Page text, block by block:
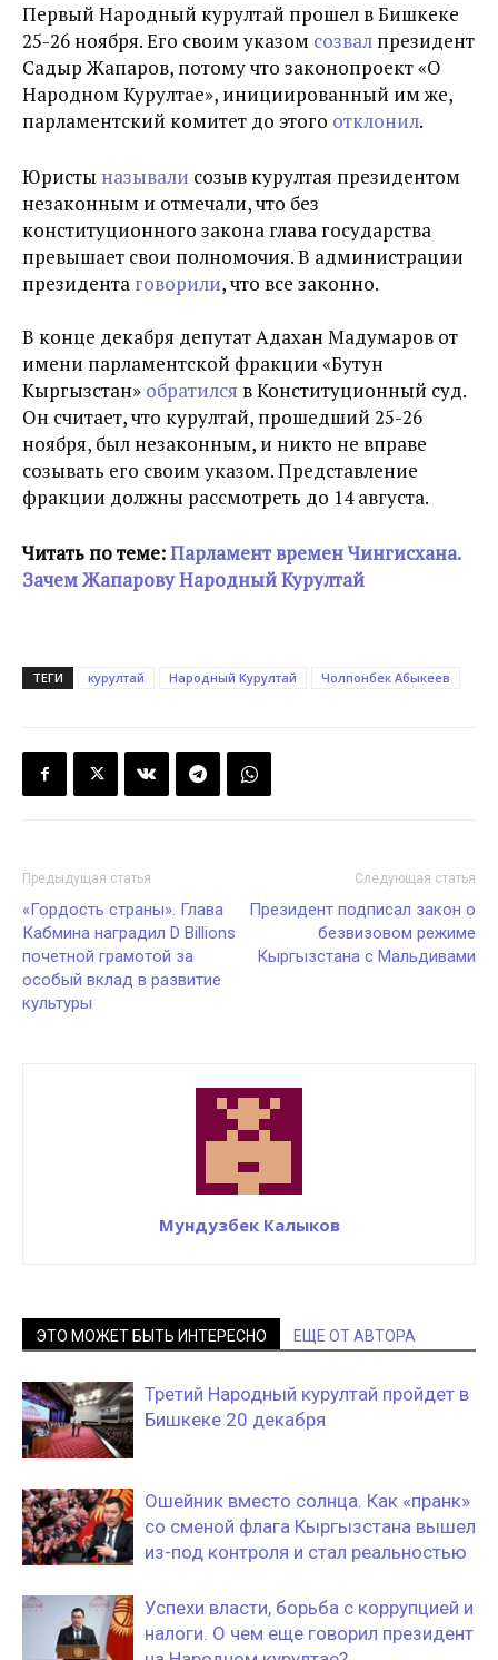
Первый Народный курултай прошел в Бишкеке
25-26 ноября. Его своим указом созвал президент
Садыр Жапаров, потому что законопроект «О
Народном Курултае», инициированный им же,
парламентский комитет до этого отклонил.
Юристы называли созыв курултая президентом
незаконным и отмечали, что без
конституционного закона глава государства
превышает свои полномочия. В администрации
президента говорили, что все законно.
В конце декабря депутат Адахан Мадумаров от
имени парламентской фракции «Бутун
Кыргызстан» обратился в Конституционный суд.
Он считает, что курултай, прошедший 25-26
ноября, был незаконным, и никто не вправе
созывать его своим указом. Представление
фракции должны рассмотреть до 14 августа.
Читать по теме:Парламент времен Чингисхана.
Зачем Жапарову Народный Курултай
ТЕГИ курултай Народный Курултай Чолпонбек Абыкеев
Предыдущая статья
«Гордость страны». Глава
Кабмина наградил D Billions
почетной грамотой за
особый вклад в развитие
культуры
Следующая статья
Президент подписал закон о
безвизовом режиме
Кыргызстана c Мальдивами
Мундузбек Калыков
ЭТО МОЖЕТ БЫТЬ ИНТЕРЕСНО ЕЩЕ ОТ АВТОРА
Третий Народный курултай пройдет в
Бишкеке 20 декабря
Ошейник вместо солнца. Как «пранк»
со сменой флага Кыргызстана вышел
из-под контроля и стал реальностью
Успехи власти, борьба с коррупцией и
налоги. О чем еще говорил президент